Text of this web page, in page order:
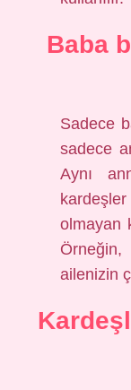
Baba
Sadece
sadece
Aynı
olmayan
ailenizin